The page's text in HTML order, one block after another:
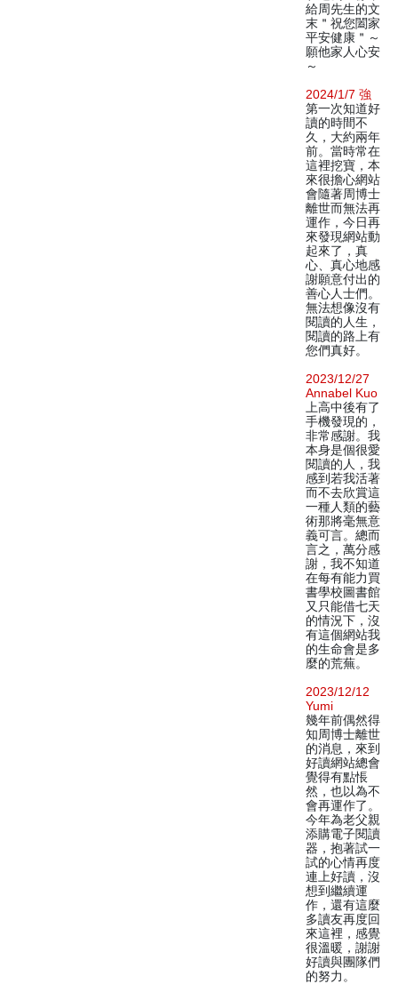
給周先生的文
末＂祝您闔家
平安健康＂～
願他家人心安
～
2024/1/7 強
第一次知道好
讀的時間不
久，大約兩年
前。當時常在
這裡挖寶，本
來很擔心網站
會隨著周博士
離世而無法再
運作，今日再
來發現網站動
起來了，真
心、真心地感
謝願意付出的
善心人士們。
無法想像沒有
閱讀的人生，
閱讀的路上有
您們真好。
2023/12/27
Annabel Kuo
上高中後有了
手機發現的，
非常感謝。我
本身是個很愛
閱讀的人，我
感到若我活著
而不去欣賞這
一種人類的藝
術那將毫無意
義可言。總而
言之，萬分感
謝，我不知道
在每有能力買
書學校圖書館
又只能借七天
的情況下，沒
有這個網站我
的生命會是多
麼的荒蕪。
2023/12/12
Yumi
幾年前偶然得
知周博士離世
的消息，來到
好讀網站總會
覺得有點悵
然，也以為不
會再運作了。
今年為老父親
添購電子閱讀
器，抱著試一
試的心情再度
連上好讀，沒
想到繼續運
作，還有這麼
多讀友再度回
來這裡，感覺
很溫暖，謝謝
好讀與團隊們
的努力。